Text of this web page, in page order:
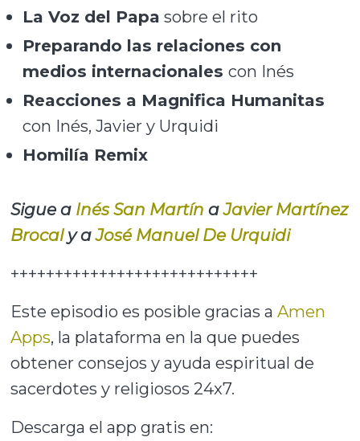
La Voz del Papa sobre el rito
Preparando las relaciones con
medios internacionalescon Inés
Reacciones a Magnifica Humanitas
con Inés, Javier y Urquidi
Homilía Remix
Sigue a Inés San Martín aJavier Martínez
Brocaly aJosé Manuel De Urquidi
++++++++++++++++++++++++++++
Este episodio es posible gracias aAmen
Apps, la plataforma en la que puedes
obtener consejos y ayuda espiritual de
sacerdotes y religiosos 24x7.
Descarga el app gratis en: